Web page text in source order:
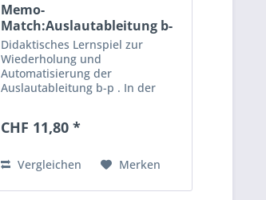
Memo-
Match:Auslautableitung b-
p, schwer
Didaktisches Lernspiel zur
Wiederholung und
Automatisierung der
Auslautableitung b-p . In der
Vier Spielvorschläge ermöglichen
Einsatz zuhause, im...
CHF 11,80 *
Vergleichen Merken